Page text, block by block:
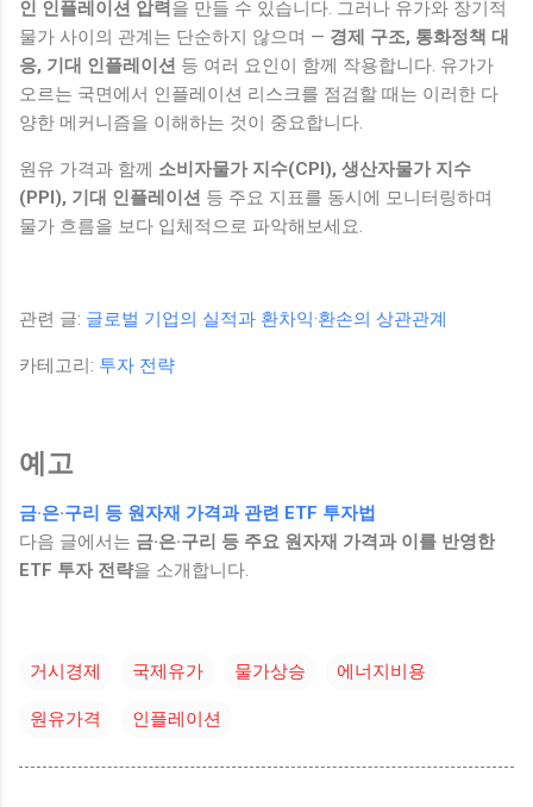
인 인플레이션 압력 을 만들 수 있습니다. 그러나 유가와 장기적
물가 사이의 관계는 단순하지 않으며 — 경제 구조, 통화정책 대
응, 기대 인플레이션 등 여러 요인이 함께 작용합니다. 유가가
오르는 국면에서 인플레이션 리스크를 점검할 때는 이러한 다
양한 메커니즘을 이해하는 것이 중요합니다.
원유 가격과 함께 소비자물가 지수(CPI), 생산자물가 지수
(PPI), 기대 인플레이션 등 주요 지표를 동시에 모니터링하며
물가 흐름을 보다 입체적으로 파악해보세요.
관련 글: 글로벌 기업의 실적과 환차익·환손의 상관관계
카테고리: 투자 전략
예고
금·은·구리 등 원자재 가격과 관련 ETF 투자법
다음 글에서는 금·은·구리 등 주요 원자재 가격과 이를 반영한
ETF 투자 전략을 소개합니다.
거시경제 국제유가 물가상승 에너지비용
원유가격 인플레이션